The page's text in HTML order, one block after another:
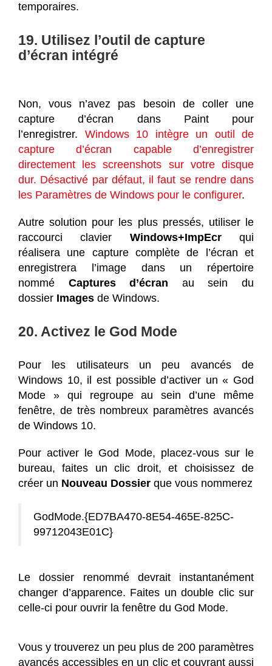
temporaires.
19. Utilisez l’outil de capture
d’écran intégré
Non, vous n’avez pas besoin de coller une
capture d’écran dans Paint pour
l’enregistrer. Windows 10 intègre un outil de
capture d’écran capable d’enregistrer
directement les screenshots sur votre disque
dur. Désactivé par défaut, il faut se rendre dans
les Paramètres de Windows pour le configurer.
Autre solution pour les plus pressés, utiliser le
raccourci clavier Windows+ImpEcrqui
réalisera une capture complète de l’écran et
enregistrera l’image dans un répertoire
nommé Captures d’écran au sein du
dossier Images de Windows.
20. Activez le God Mode
Pour les utilisateurs un peu avancés de
Windows 10, il est possible d’activer un « God
Mode » qui regroupe au sein d’une même
fenêtre, de très nombreux paramètres avancés
de Windows 10.
Pour activer le God Mode, placez-vous sur le
bureau, faites un clic droit, et choisissez de
créer un Nouveau Dossier que vous nommerez
GodMode.{ED7BA470-8E54-465E-825C-
99712043E01C}
Le dossier renommé devrait instantanément
changer d’apparence. Faites un double clic sur
celle-ci pour ouvrir la fenêtre du God Mode.
Vous y trouverez un peu plus de 200 paramètres
avancés accessibles en un clic et couvrant aussi